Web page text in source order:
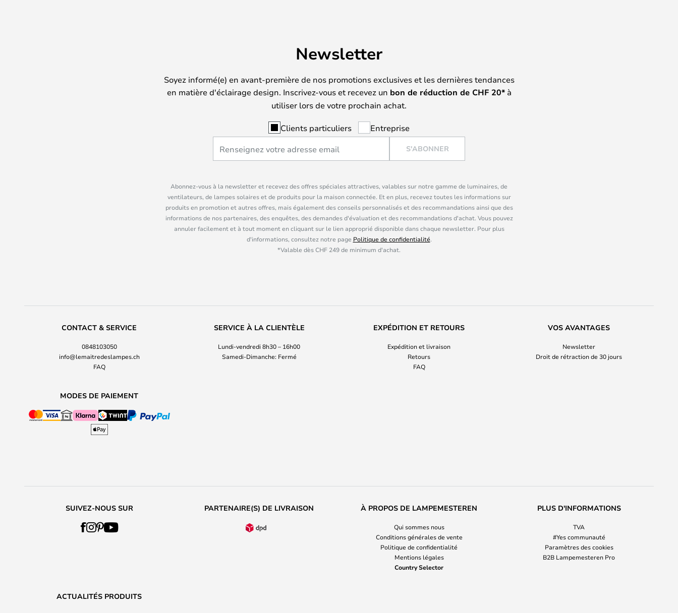
Newsletter
Soyez informé(e) en avant-première de nos promotions exclusives et les dernières tendances
en matière d'éclairage design. Inscrivez-vous et recevez un bon de réduction de CHF 20*à
utiliser lors de votre prochain achat.
Clients particuliers Entreprise
S'ABONNER
Abonnez-vous à la newsletter et recevez des offres spéciales attractives, valables sur notre gamme de luminaires, de
ventilateurs, de lampes solaires et de produits pour la maison connectée. Et en plus, recevez toutes les informations sur
produits en promotion et autres offres, mais également des conseils personnalisés et des recommandations ainsi que des
informations de nos partenaires, des enquêtes, des demandes d'évaluation et des recommandations d'achat. Vous pouvez
annuler facilement et à tout moment en cliquant sur le lien approprié disponible dans chaque newsletter. Pour plus
d'informations, consultez notre page Politique de confidentialité.
*Valable dès CHF 249 de minimum d'achat.
CONTACT & SERVICE
0848103050
info@lemaitredeslampes.ch
FAQ
SERVICE À LA CLIENTÈLE
Lundi-vendredi 8h30 – 16h00
Samedi-Dimanche: Fermé
EXPÉDITION ET RETOURS
Expédition et livraison
Retours
FAQ
VOS AVANTAGES
Newsletter
Droit de rétraction de 30 jours
MODES DE PAIEMENT
SUIVEZ-NOUS SUR PARTENAIRE(S) DE LIVRAISON À PROPOS DE LAMPEMESTEREN
Qui sommes nous
Conditions générales de vente
Politique de confidentialité
Mentions légales
Country Selector
PLUS D'INFORMATIONS
TVA
#Yes communauté
Paramètres des cookies
B2B Lampemesteren Pro
ACTUALITÉS PRODUITS